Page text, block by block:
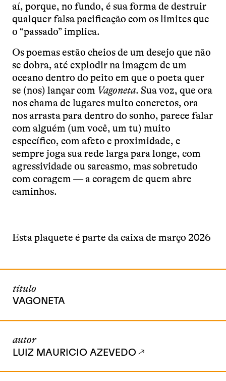
aí, porque, no fundo, é sua forma de destruir
qualquer falsa pacificação com os limites que
o “passado” implica.
Os poemas estão cheios de um desejo que não
se dobra, até explodir na imagem de um
oceano dentro do peito em que o poeta quer
se (nos) lançar com Vagoneta. Sua voz, que ora
nos chama de lugares muito concretos, ora
nos arrasta para dentro do sonho, parece falar
com alguém (um você, um tu) muito
específico, com afeto e proximidade, e
sempre joga sua rede larga para longe, com
agressividade ou sarcasmo, mas sobretudo
com coragem — a coragem de quem abre
caminhos.
Esta plaquete é parte da caixa de março 2026
título
VAGONETA
autor
LUIZ MAURICIO AZEVEDO